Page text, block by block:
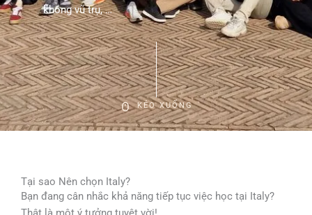
không vũ trụ, …
KÉO XUỐNG
Tại sao Nên chọn Italy?
Bạn đang cân nhắc khả năng tiếp tục việc học tại Italy?